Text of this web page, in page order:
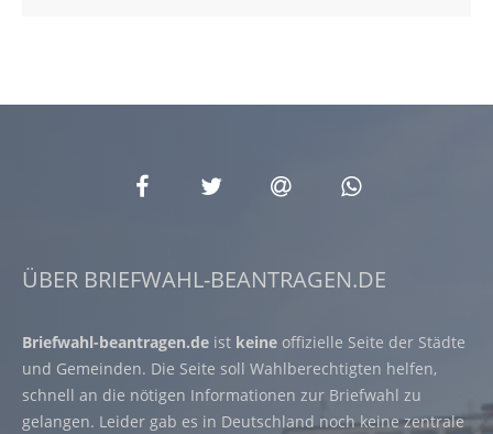
ÜBER BRIEFWAHL-BEANTRAGEN.DE
Briefwahl-beantragen.de ist keine offizielle Seite der Städte
und Gemeinden. Die Seite soll Wahlberechtigten helfen,
schnell an die nötigen Informationen zur Briefwahl zu
gelangen. Leider gab es in Deutschland noch keine zentrale